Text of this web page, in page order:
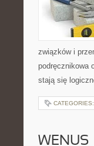
związków i
podręcznikowa
stają się
CATEGORIES:
WENUS